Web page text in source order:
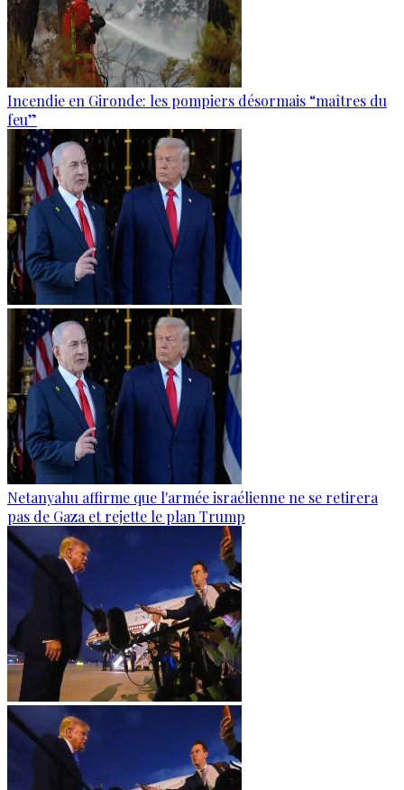
Incendie en Gironde: les pompiers désormais “maîtres du
feu”
Netanyahu affirme que l'armée israélienne ne se retirera
pas de Gaza et rejette le plan Trump